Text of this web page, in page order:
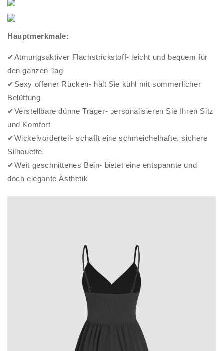
Hauptmerkmale:
✔Atmungsaktiver Flachstrickstoff- leicht und bequem für
den ganzen Tag
✔Sexy offener Rücken- hält Sie kühl mit sommerlicher
Belüftung
✔Verstellbare dünne Träger- personalisieren Sie Ihren Sitz
und Komfort
✔Wickelvorderteil- schafft eine schmeichelhafte, sichere
Silhouette
✔Weit geschnittenes Bein- bietet eine entspannte und
doch elegante Ästhetik